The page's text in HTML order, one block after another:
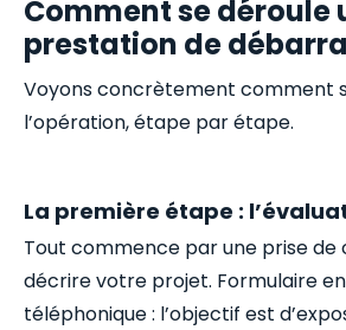
Comment se déroule
prestation de
Voyons concrètement comment
l’opération, étape par étape.
La première étape :
Tout commence par une prise
décrire votre projet. Formulaire
téléphonique : l’objectif est